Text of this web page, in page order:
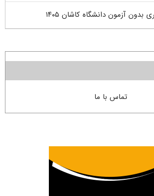
آزمون دانشگاه کاشان ۱۴۰۵
تماس با ما